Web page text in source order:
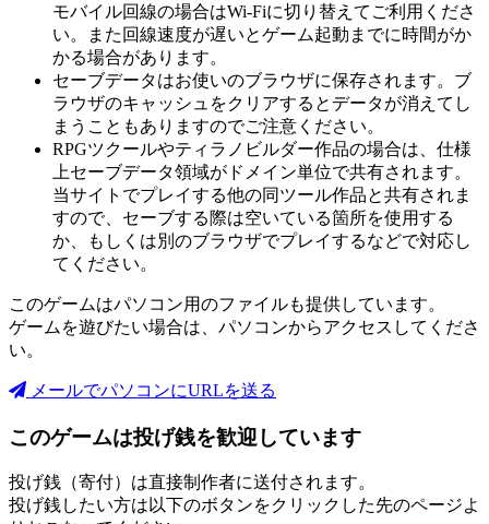
モバイル回線の場合はWi-Fiに切り替えてご利用くださ
い。また回線速度が遅いとゲーム起動までに時間がか
かる場合があります。
セーブデータはお使いのブラウザに保存されます。ブ
ラウザのキャッシュをクリアするとデータが消えてし
まうこともありますのでご注意ください。
RPGツクールやティラノビルダー作品の場合は、仕様
上セーブデータ領域がドメイン単位で共有されます。
当サイトでプレイする他の同ツール作品と共有されま
すので、セーブする際は空いている箇所を使用する
か、もしくは別のブラウザでプレイするなどで対応し
てください。
このゲームはパソコン用のファイルも提供しています。
ゲームを遊びたい場合は、パソコンからアクセスしてくださ
い。
メールでパソコンにURLを送る
このゲームは投げ銭を歓迎しています
投げ銭（寄付）は直接制作者に送付されます。
投げ銭したい方は以下のボタンをクリックした先のページよ